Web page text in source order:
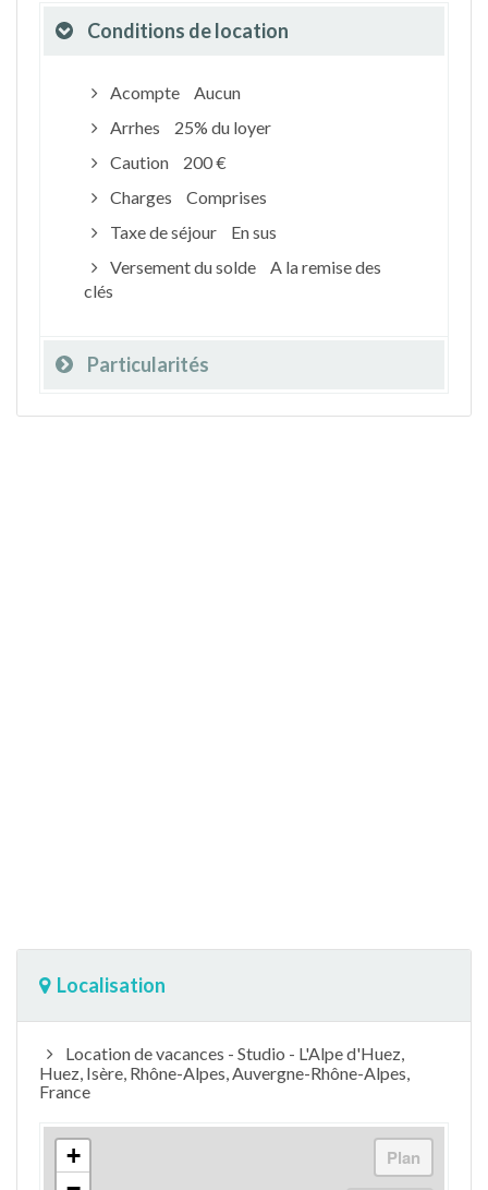
Conditions de location
Acompte
Aucun
Arrhes
25% du loyer
Caution
200 €
Charges
Comprises
Taxe de séjour
En sus
Versement du solde
A la remise des
clés
Particularités
Localisation
Location de vacances - Studio - L'Alpe d'Huez,
Huez, Isère, Rhône-Alpes, Auvergne-Rhône-Alpes,
France
+